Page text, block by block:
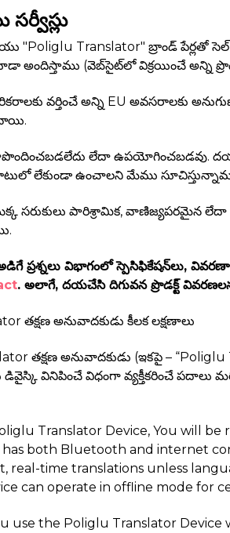
"Poliglu Translator" బ్రాండ్
అందిస్తాము (వెబ్‌సైట్‌లో విక్రయించే అన్ని
వర్తించే అన్ని EU అవసరాలకు
లేదా ఉపయోగించబడవు.
లేకుండా ఉంచాలని మేము
సరుకులు పారిశ్రామిక, వాణిజ్యపరమైన
ప్రశ్నలు విభాగంలో స్పెసిఫికేషన్‌లు,
. అలాగే, దయచేసి దిగువన ప్రొడక్ట్
తక్షణ అనువాదకుడు కీలక లక్షణాలు
తక్షణ అనువాదకుడు (ఇకపై –
వినిపించే విధంగా వ్యక్తీకరించే
Translator Device, You will
both Bluetooth and internet
real-time translations unless
can operate in offline mode for
use the Poliglu Translator